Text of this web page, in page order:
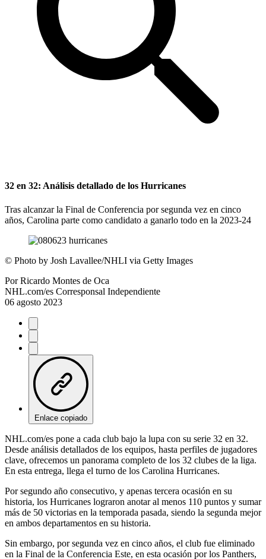
32 en 32: Análisis detallado de los Hurricanes
Tras alcanzar la Final de Conferencia por segunda vez en cinco
años, Carolina parte como candidato a ganarlo todo en la 2023-24
© Photo by Josh Lavallee/NHLI via Getty Images
Por Ricardo Montes de Oca
NHL.com/es Corresponsal Independiente
06 agosto 2023
Enlace copiado
NHL.com/es pone a cada club bajo la lupa con su serie 32 en 32.
Desde análisis detallados de los equipos, hasta perfiles de jugadores
clave, ofrecemos un panorama completo de los 32 clubes de la liga.
En esta entrega, llega el turno de los Carolina Hurricanes.
Por segundo año consecutivo, y apenas tercera ocasión en su
historia, los Hurricanes lograron anotar al menos 110 puntos y sumar
más de 50 victorias en la temporada pasada, siendo la segunda mejor
en ambos departamentos en su historia.
Sin embargo, por segunda vez en cinco años, el club fue eliminado
en la Final de la Conferencia Este, en esta ocasión por los Panthers,